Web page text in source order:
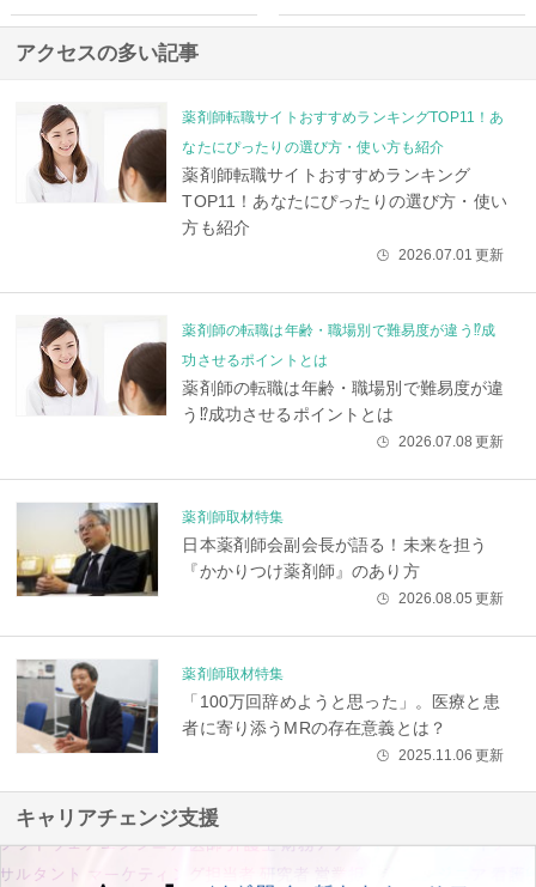
アクセスの多い記事
薬剤師転職サイトおすすめランキングTOP11！あ
なたにぴったりの選び方・使い方も紹介
薬剤師転職サイトおすすめランキング
TOP11！あなたにぴったりの選び方・使い
方も紹介
🕒 2026.07.01 更新
薬剤師の転職は年齢・職場別で難易度が違う⁉成
功させるポイントとは
薬剤師の転職は年齢・職場別で難易度が違
う⁉成功させるポイントとは
🕒 2026.07.08 更新
薬剤師取材特集
日本薬剤師会副会長が語る！未来を担う
『かかりつけ薬剤師』のあり方
🕒 2026.08.05 更新
薬剤師取材特集
「100万回辞めようと思った」。医療と患
者に寄り添うMRの存在意義とは？
🕒 2025.11.06 更新
キャリアチェンジ支援